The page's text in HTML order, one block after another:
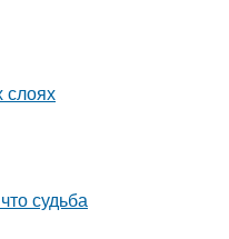
слоях
судьба